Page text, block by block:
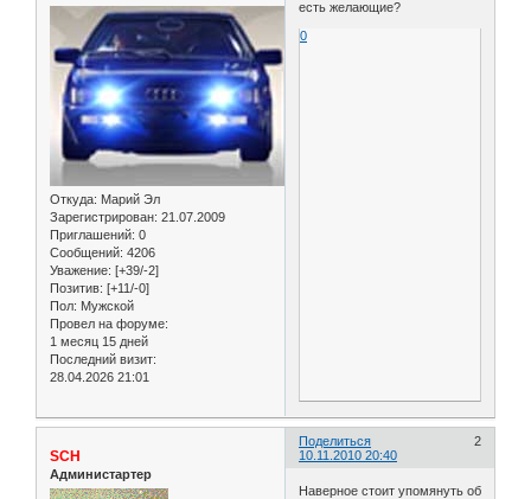
Откуда: Марий Эл
Зарегистрирован: 21.07.2009
Приглашений: 0
Сообщений: 4206
Уважение: [+39/-2]
Позитив: [+11/-0]
Пол: Мужской
Провел на форуме:
1 месяц 15 дней
Последний визит:
28.04.2026 21:01
есть желающие?
0
Поделиться
2
10.11.2010 20:40
SCH
Администартер
Наверное стоит упомянуть об